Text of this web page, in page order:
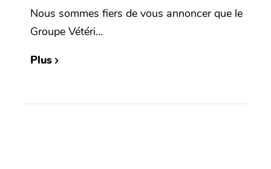
Nous sommes fiers de vous annoncer que le
Groupe Vétéri...
Plus